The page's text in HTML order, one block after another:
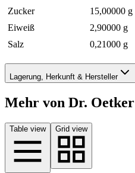
Zucker
15,00000 g
Eiweiß
2,90000 g
Salz
0,21000 g
Lagerung, Herkunft & Hersteller
Mehr von Dr. Oetker
Table view Grid view